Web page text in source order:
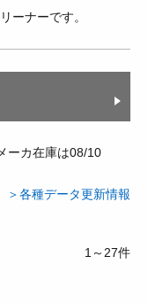
ーナーです。
ーカ在庫は08/10
＞各種データ更新情報
1～27件